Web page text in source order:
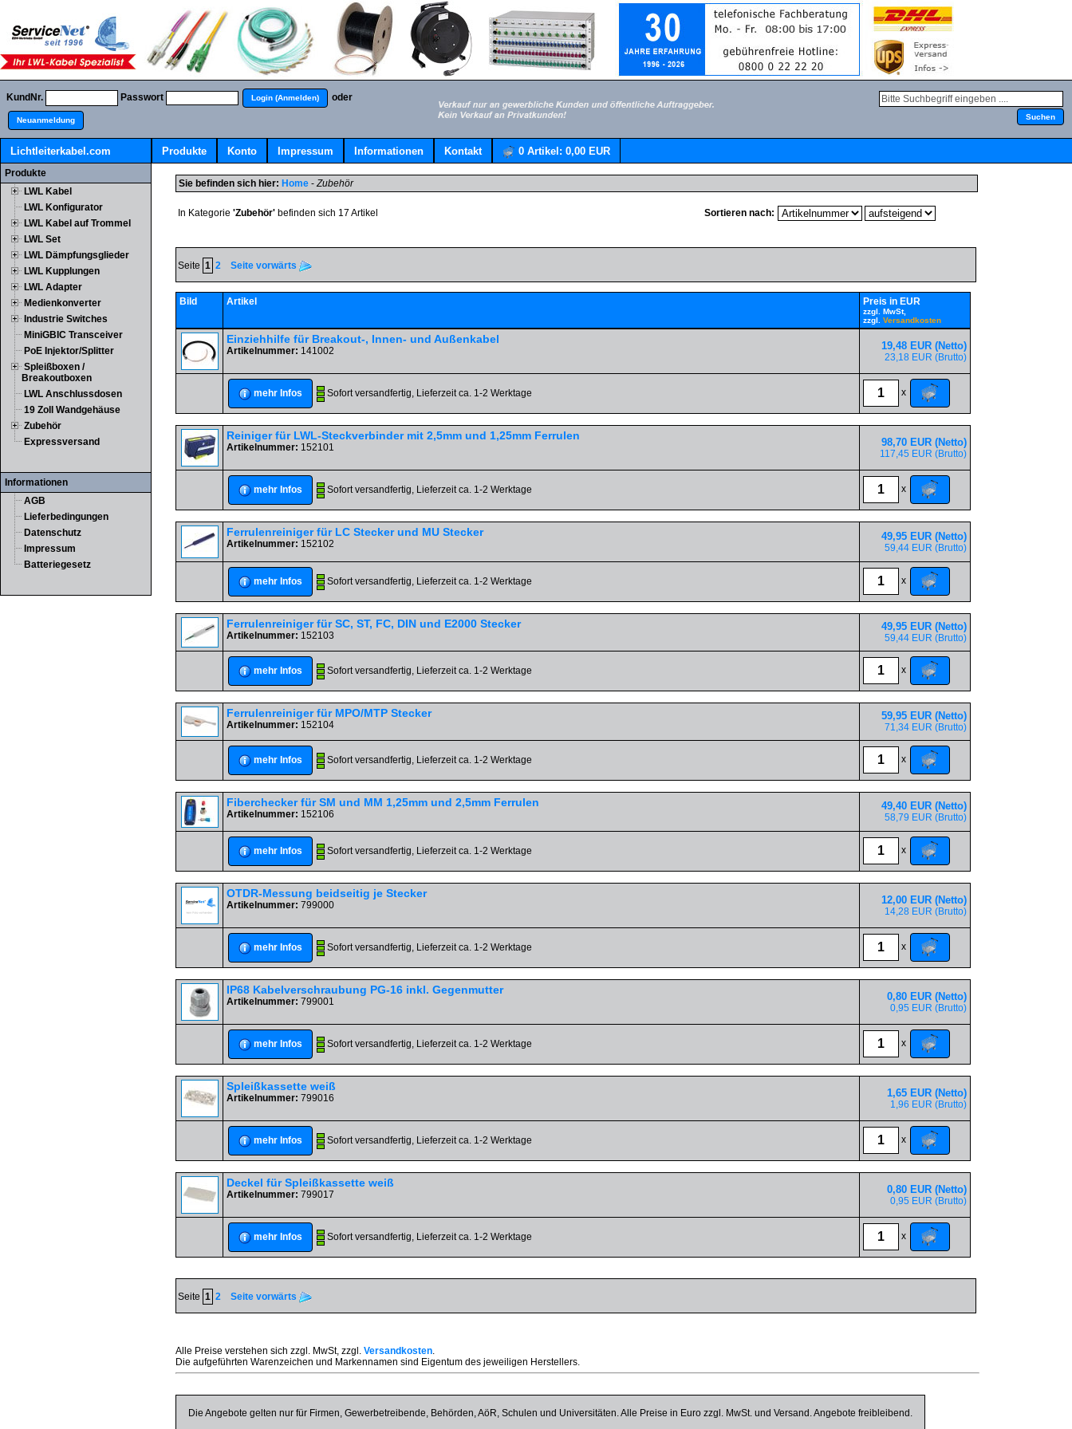
KundNr. Passwort Login (Anmelden) oder
Neuanmeldung
Lichtleiterkabel.com Produkte Konto Impressum Informationen Kontakt 0 Artikel: 0,00 EUR
Produkte
LWL Kabel
LWL Konfigurator
LWL Kabel auf Trommel
LWL Set
LWL Dämpfungsglieder
LWL Kupplungen
LWL Adapter
Medienkonverter
Industrie Switches
MiniGBIC Transceiver
PoE Injektor/Splitter
Spleißboxen /
Breakoutboxen
LWL Anschlussdosen
19 Zoll Wandgehäuse
Zubehör
Expressversand
Informationen
AGB
Lieferbedingungen
Datenschutz
Impressum
Batteriegesetz
Sie befinden sich hier: Home -Zubehör
In Kategorie 'Zubehör' befinden sich 17 Artikel Sortieren nach:
Seite 1 2 Seite vorwärts
Bild Artikel Preis in EUR
zzgl. MwSt,
zzgl. Versandkosten
Einziehhilfe für Breakout-, Innen- und Außenkabel
Artikelnummer: 141002 19,48 EUR (Netto)
23,18 EUR (Brutto)
mehr Infos Sofort versandfertig, Lieferzeit ca. 1-2 Werktage x
Reiniger für LWL-Steckverbinder mit 2,5mm und 1,25mm Ferrulen
Artikelnummer: 152101 98,70 EUR (Netto)
117,45 EUR (Brutto)
mehr Infos Sofort versandfertig, Lieferzeit ca. 1-2 Werktage x
Ferrulenreiniger für LC Stecker und MU Stecker
Artikelnummer: 152102
49,95 EUR (Netto)
59,44 EUR (Brutto)
mehr Infos Sofort versandfertig, Lieferzeit ca. 1-2 Werktage x
Ferrulenreiniger für SC, ST, FC, DIN und E2000 Stecker
Artikelnummer: 152103
49,95 EUR (Netto)
59,44 EUR (Brutto)
mehr Infos Sofort versandfertig, Lieferzeit ca. 1-2 Werktage x
Ferrulenreiniger für MPO/MTP Stecker
Artikelnummer: 152104
59,95 EUR (Netto)
71,34 EUR (Brutto)
mehr Infos Sofort versandfertig, Lieferzeit ca. 1-2 Werktage x
Fiberchecker für SM und MM 1,25mm und 2,5mm Ferrulen
Artikelnummer: 152106
49,40 EUR (Netto)
58,79 EUR (Brutto)
mehr Infos Sofort versandfertig, Lieferzeit ca. 1-2 Werktage x
OTDR-Messung beidseitig je Stecker
Artikelnummer: 799000 12,00 EUR (Netto)
14,28 EUR (Brutto)
mehr Infos Sofort versandfertig, Lieferzeit ca. 1-2 Werktage x
IP68 Kabelverschraubung PG-16 inkl. Gegenmutter
Artikelnummer: 799001 0,80 EUR (Netto)
0,95 EUR (Brutto)
mehr Infos Sofort versandfertig, Lieferzeit ca. 1-2 Werktage x
Spleißkassette weiß
Artikelnummer: 799016 1,65 EUR (Netto)
1,96 EUR (Brutto)
mehr Infos Sofort versandfertig, Lieferzeit ca. 1-2 Werktage x
Deckel für Spleißkassette weiß
Artikelnummer: 799017 0,80 EUR (Netto)
0,95 EUR (Brutto)
mehr Infos Sofort versandfertig, Lieferzeit ca. 1-2 Werktage x
Seite 1 2 Seite vorwärts
Alle Preise verstehen sich zzgl. MwSt, zzgl. Versandkosten.
Die aufgeführten Warenzeichen und Markennamen sind Eigentum des jeweiligen Herstellers.
Die Angebote gelten nur für Firmen, Gewerbetreibende, Behörden, AöR, Schulen und Universitäten. Alle Preise in Euro zzgl. MwSt. und Versand. Angebote freibleibend.